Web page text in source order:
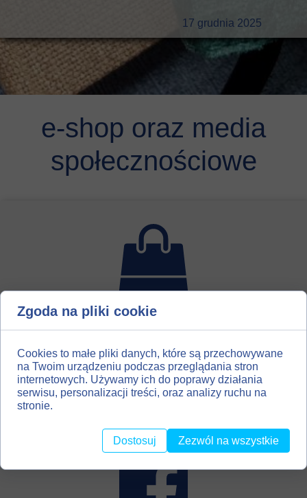
e-shop oraz media
społecznościowe
Dla miłośników introligatorstwa, hobbystów, amatorów
scrapbooking`u, utworzyliśmy drugi kanał dystrybucji
sklepu z materiałami introligatorskimi
BOOKBINDINGMATERIALS.EU
17 grudnia 2025
Zgoda na pliki cookie
Cookies to małe pliki danych, które są przechowywane
na Twoim urządzeniu podczas przeglądania stron
internetowych. Używamy ich do poprawy działania
serwisu, personalizacji treści, oraz analizy ruchu na
stronie.
Dostosuj Zezwól na wszystkie